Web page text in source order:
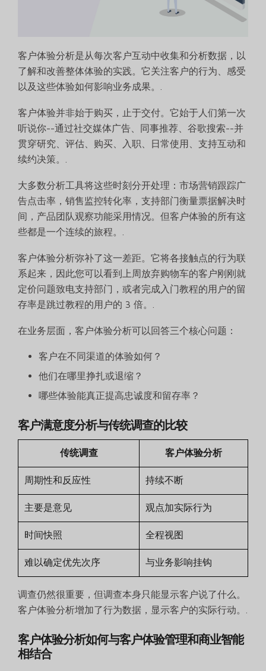
客户体验分析是从每次客户互动中收集和分析数据，以
了解和改善整体体验的实践。它关注客户的行为、感受
以及这些体验如何影响业务成果。.
客户体验并非始于购买，止于交付。它始于人们第一次
听说你--通过社交媒体广告、同事推荐、谷歌搜索--并
贯穿研究、评估、购买、入职、日常使用、支持互动和
续约决策。.
大多数分析工具将这些时刻分开处理：市场营销跟踪广
告点击率，销售监控转化率，支持部门衡量票据解决时
间，产品团队观察功能采用情况。但客户体验的所有这
些都是一个连续的旅程。.
客户体验分析弥补了这一差距。它将各接触点的行为联
系起来，因此您可以看到上周放弃购物车的客户刚刚就
定价问题致电支持部门，或者完成入门教程的用户的留
存率是跳过教程的用户的 3 倍。.
在业务层面，客户体验分析可以回答三个核心问题：
客户在不同渠道的体验如何？
他们在哪里挣扎或退缩？
哪些体验能真正提高忠诚度和留存率？
客户满意度分析与传统调查的比较
传统调查 客户体验分析
周期性和反应性 持续不断
主要是意见 观点加实际行为
时间快照 全程视图
难以确定优先次序 与业务影响挂钩
调查仍然很重要，但调查本身只能显示客户说了什么。
客户体验分析增加了行为数据，显示客户的实际行动。.
客户体验分析如何与客户体验管理和商业智能
相结合